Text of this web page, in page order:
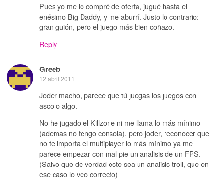
Pues yo me lo compré de oferta, jugué hasta el
enésimo Big Daddy, y me aburrí. Justo lo contrario:
gran guión, pero el juego más bien coñazo.
Reply
Greeb
12 abril 2011
Joder macho, parece que tú juegas los juegos con
asco o algo.
No he jugado el Killzone ni me llama lo más mínimo
(ademas no tengo consola), pero joder, reconocer que
no te importa el multiplayer lo más mínimo ya me
parece empezar con mal pie un analisis de un FPS.
(Salvo que de verdad este sea un analisis troll, que en
ese caso lo veo correcto)